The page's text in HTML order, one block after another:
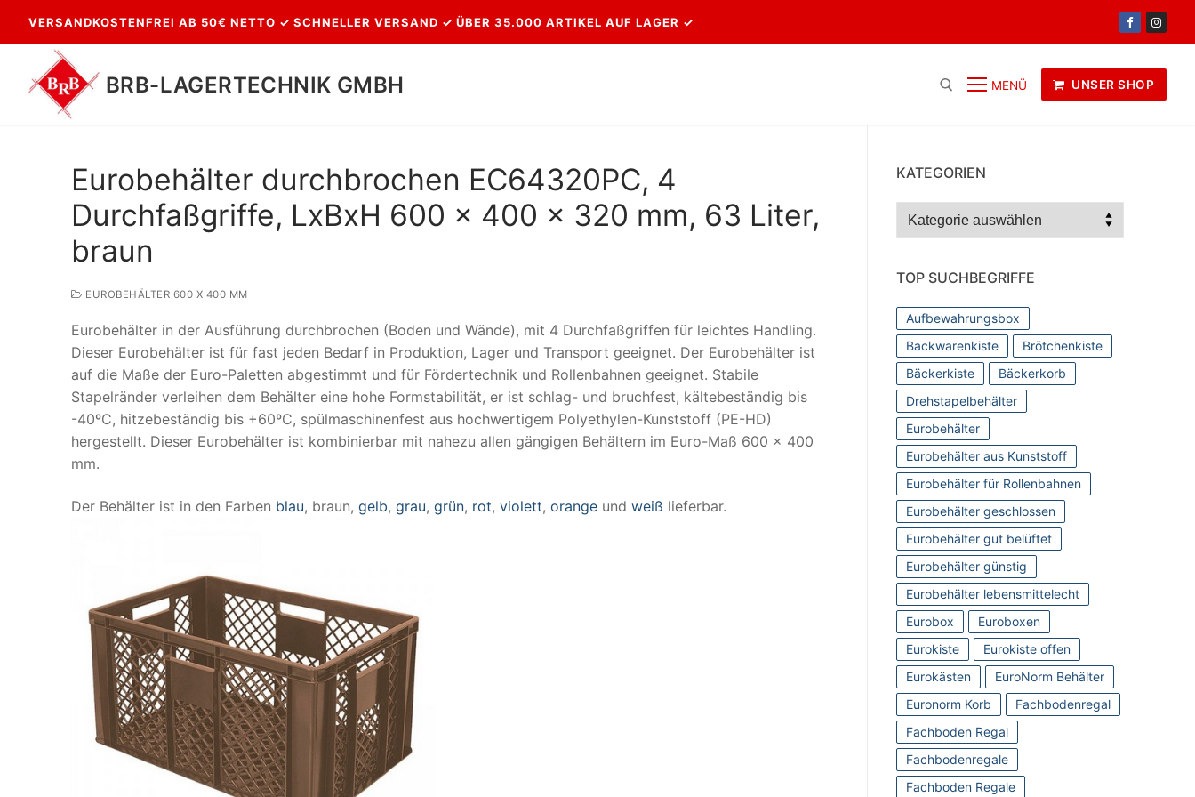
Inhalt
springen
VERSANDKOSTENFREI AB 50€ NETTO ✓ SCHNELLER VERSAND ✓ ÜBER 35.000 ARTIKEL AUF LAGER ✓
BRB-LAGERTECHNIK GMBH MENÜ UNSER SHOP
nach:
Eurobehälter durchbrochen EC64320PC, 4
Durchfaßgriffe, LxBxH 600 x 400 x 320 mm, 63 Liter,
braun
EUROBEHÄLTER 600 X 400 MM
Eurobehälter in der Ausführung durchbrochen (Boden und Wände), mit 4 Durchfaßgriffen für leichtes Handling.
Dieser Eurobehälter ist für fast jeden Bedarf in Produktion, Lager und Transport geeignet. Der Eurobehälter ist
auf die Maße der Euro-Paletten abgestimmt und für Fördertechnik und Rollenbahnen geeignet. Stabile
Stapelränder verleihen dem Behälter eine hohe Formstabilität, er ist schlag- und bruchfest, kältebeständig bis
-40ºC, hitzebeständig bis +60ºC, spülmaschinenfest aus hochwertigem Polyethylen-Kunststoff (PE-HD)
hergestellt. Dieser Eurobehälter ist kombinierbar mit nahezu allen gängigen Behältern im Euro-Maß 600 x 400
mm.
Der Behälter ist in den Farben blau, braun, gelb, grau, grün, rot, violett, orange und weiß lieferbar.
KATEGORIEN
Kategorien
TOP SUCHBEGRIFFE
Aufbewahrungsbox
Backwarenkiste
Brötchenkiste
Bäckerkiste
Bäckerkorb
Drehstapelbehälter
Eurobehälter
Eurobehälter aus Kunststoff
Eurobehälter für Rollenbahnen
Eurobehälter geschlossen
Eurobehälter gut belüftet
Eurobehälter günstig
Eurobehälter lebensmittelecht
Eurobox
Euroboxen
Eurokiste
Eurokiste offen
Eurokästen
EuroNorm Behälter
Euronorm Korb
Fachbodenregal
Fachboden Regal
Fachbodenregale
Fachboden Regale